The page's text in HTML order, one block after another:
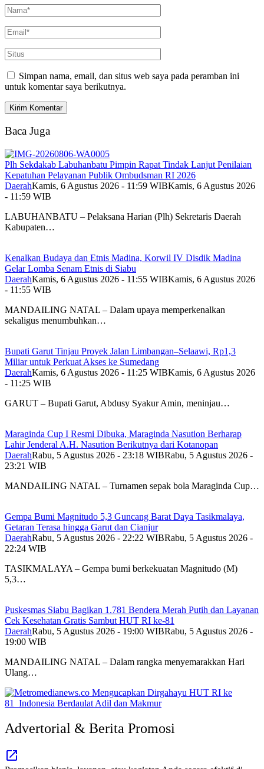
Simpan nama, email, dan situs web saya pada peramban ini
untuk komentar saya berikutnya.
Baca Juga
Plh Sekdakab Labuhanbatu Pimpin Rapat Tindak Lanjut Penilaian
Kepatuhan Pelayanan Publik Ombudsman RI 2026
DaerahKamis, 6 Agustus 2026 - 11:59 WIBKamis, 6 Agustus 2026
- 11:59 WIB
LABUHANBATU – Pelaksana Harian (Plh) Sekretaris Daerah
Kabupaten…
Kenalkan Budaya dan Etnis Madina, Korwil IV Disdik Madina
Gelar Lomba Senam Etnis di Siabu
DaerahKamis, 6 Agustus 2026 - 11:55 WIBKamis, 6 Agustus 2026
- 11:55 WIB
MANDAILING NATAL – Dalam upaya memperkenalkan
sekaligus menumbuhkan…
Bupati Garut Tinjau Proyek Jalan Limbangan–Selaawi, Rp1,3
Miliar untuk Perkuat Akses ke Sumedang
DaerahKamis, 6 Agustus 2026 - 11:25 WIBKamis, 6 Agustus 2026
- 11:25 WIB
GARUT – Bupati Garut, Abdusy Syakur Amin, meninjau…
Maraginda Cup I Resmi Dibuka, Maraginda Nasution Berharap
Lahir Jenderal A.H. Nasution Berikutnya dari Kotanopan
DaerahRabu, 5 Agustus 2026 - 23:18 WIBRabu, 5 Agustus 2026 -
23:21 WIB
MANDAILING NATAL – Turnamen sepak bola Maraginda Cup…
Gempa Bumi Magnitudo 5,3 Guncang Barat Daya Tasikmalaya,
Getaran Terasa hingga Garut dan Cianjur
DaerahRabu, 5 Agustus 2026 - 22:22 WIBRabu, 5 Agustus 2026 -
22:24 WIB
TASIKMALAYA – Gempa bumi berkekuatan Magnitudo (M)
5,3…
Puskesmas Siabu Bagikan 1.781 Bendera Merah Putih dan Layanan
Cek Kesehatan Gratis Sambut HUT RI ke-81
DaerahRabu, 5 Agustus 2026 - 19:00 WIBRabu, 5 Agustus 2026 -
19:00 WIB
MANDAILING NATAL – Dalam rangka menyemarakkan Hari
Ulang…
Advertorial & Berita Promosi